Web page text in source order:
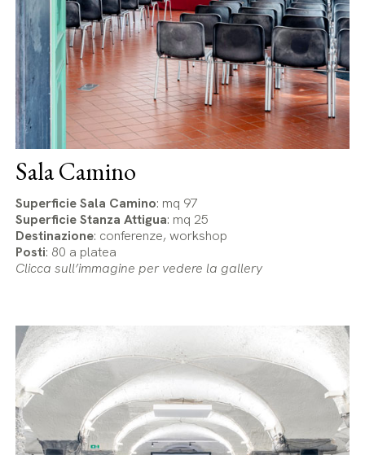
Sala Camino
Superficie Sala Camino: mq 97
Superficie Stanza Attigua: mq 25
Destinazione: conferenze, workshop
Posti: 80 a platea
Clicca sull’immagine per vedere la gallery